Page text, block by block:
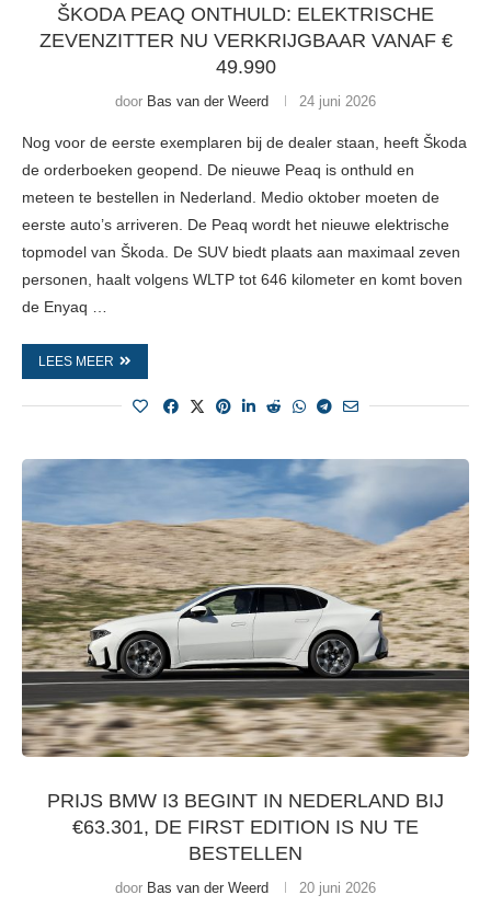
partners voor social media, adverteren en analyse. Deze
partners kunnen deze gegevens combineren met andere
informatie die u aan ze heeft verstrekt of die ze hebben
ŠKODA PEAQ ONTHULD: ELEKTRISCHE
ZEVENZITTER NU VERKRIJGBAAR VANAF €
49.990
door Bas van der Weerd 24 juni 2026
Nog voor de eerste exemplaren bij de dealer staan, heeft Škoda
de orderboeken geopend. De nieuwe Peaq is onthuld en
meteen te bestellen in Nederland. Medio oktober moeten de
eerste auto’s arriveren. De Peaq wordt het nieuwe elektrische
topmodel van Škoda. De SUV biedt plaats aan maximaal zeven
personen, haalt volgens WLTP tot 646 kilometer en komt boven
de Enyaq …
LEES MEER
PRIJS BMW I3 BEGINT IN NEDERLAND BIJ
€63.301, DE FIRST EDITION IS NU TE
BESTELLEN
door Bas van der Weerd 20 juni 2026